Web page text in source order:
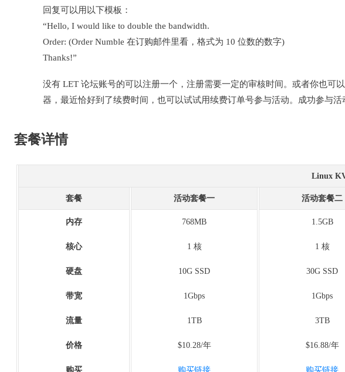
回复可以用以下模板：
“Hello, I would like to double the bandwidth.
Order: (Order Numble 在订购邮件里看，格式为 10 位数的数字)
Thanks!”
没有 LET 论坛账号的可以注册一个，注册需要一定的审核时间。或者你也可
器，最近恰好到了续费时间，也可以试试用续费订单号参与活动。成功参与活
套餐详情
Linux
套餐 活动套餐一 活动套餐二
内存 768MB 1.5GB
核心 1 核 1 核
硬盘 10G SSD 30G SSD
带宽 1Gbps 1Gbps
流量 1TB 3TB
价格 $10.28/年 $16.88/年
购买 购买链接 购买链接